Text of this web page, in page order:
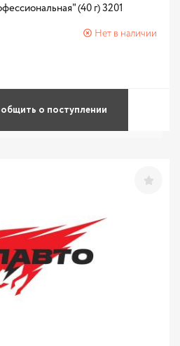
(40 г) 3201
Нет в наличии
о поступлении